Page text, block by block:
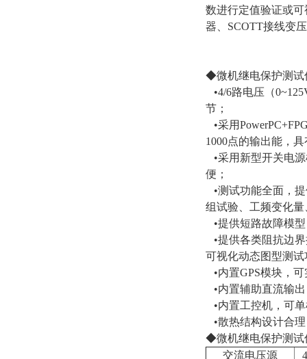
数进行定值验证或
器、SCOTT接线变
◆微机继电保护测试
•4/6路电压（
节；
•采用
1000点的输出能，
•采用新型开关电
便；
•测试功能全面，
组试验、工频变化
•提供短路故障模
•提供各类阻抗边
可视化动态图型测
•内置GPS模块，
•内置辅助直流输
•内置工控机，可
•散热结构设计合
◆微机继电保护测试
交流电压源